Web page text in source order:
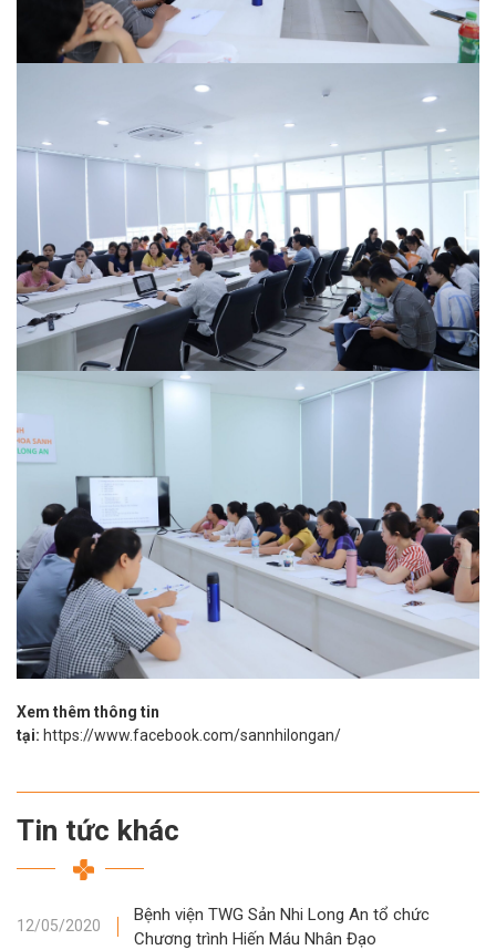
Xem thêm thông tin
tại: https://www.facebook.com/sannhilongan/
Tin tức khác
12/05/2020
Bệnh viện TWG Sản Nhi Long An tổ chức
Chương trình Hiến Máu Nhân Đạo